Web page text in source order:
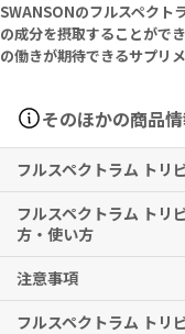
SWANSONのフルスペクト
の成分を摂取することがで
の働きが期待できるサプリメ
そのほかの商品
フルスペクトラム トリ
体内のエネルギー、パ
け、男性らしさを維持
※有用性には個人差があ
※メーカー推奨摂取期
ます。
フルスペクトラム トリ
方・使い方
1日1カプセルを目安に
注意事項
妊娠または授乳中の方
フルスペクトラム トリ